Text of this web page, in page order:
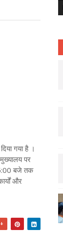
गया है ।
पर
बजे तक
और